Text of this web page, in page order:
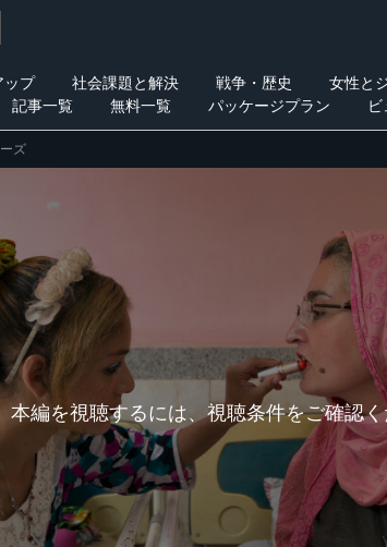
ップ 社会課題と解決 戦争・歴史 女性と
記事一覧 無料一覧 パッケージプラン
ズ
本編を視聴するには、視聴条件をご確認